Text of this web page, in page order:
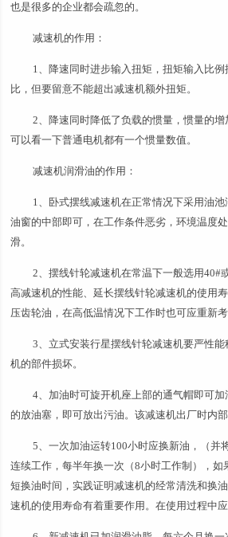
也是很多的企业都会疏忽的。
减速机的作用：
1、降速同时进步输入扭矩，扭矩输入比
比，但要留意不能超出减速机额外扭矩。
2、降速同时降低了负载的惯量，惯量的
可以看一下普通电机都有一个惯量数值。
减速机润滑油的作用：
1、卧式摆线减速机在正常情况下采用油
油窗的中部即可，在工作条件恶劣，环境温度
滑。
2、摆线针轮减速机在常温下一般选用40#
高减速机的性能、延长摆线针轮减速机的使用
压齿轮油，在高低温情况下工作时也可应重新
3、立式安装行星摆线针轮减速机要严性
机的部件损坏。
4、加油时可旋开机座上部的通气帽即可
的放油塞，即可放出污油。该减速机出厂时内
5、一次加油运转100小时应换新油，（并
连续工作，每半年换一次（8小时工作制），如
短换油时间，实践证明减速机的经常清洗和换
速机的使用寿命有着重要作用。在使用过程中